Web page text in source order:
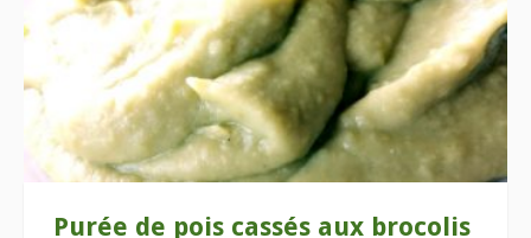
Purée de pois cassés aux brocolis